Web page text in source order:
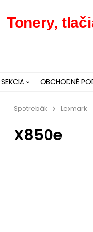
Tonery,
OBCHODNÉ
Spotrebák Lexmark
X850e